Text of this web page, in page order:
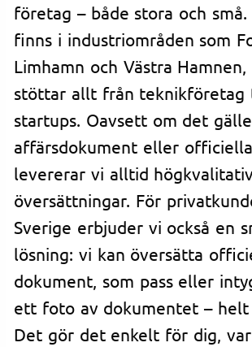
företag – både stora och
finns i industriområden som
Limhamn och Västra
stöttar allt från teknikföretag
startups. Oavsett om det
affärsdokument eller
levererar vi alltid
översättningar. För
Sverige erbjuder vi också en
lösning: vi kan översätta
dokument, som pass eller
ett foto av dokumentet – helt
Det gör det enkelt för dig,